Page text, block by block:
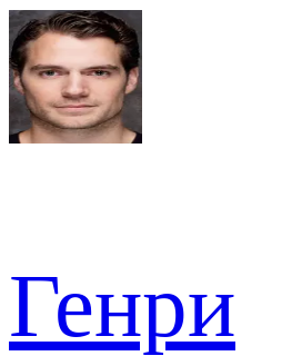
Генри